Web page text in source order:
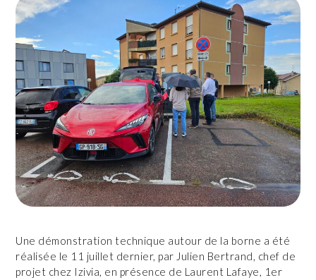
Une démonstration technique autour de la borne a été
réalisée le 11 juillet dernier, par Julien Bertrand, chef de
projet chez Izivia, en présence de Laurent Lafaye, 1er